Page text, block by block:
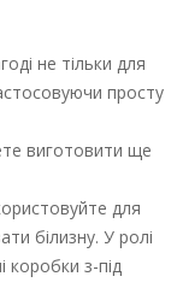
не тільки для
просту
виготовити ще
для
білизну. У ролі
коробки з-під